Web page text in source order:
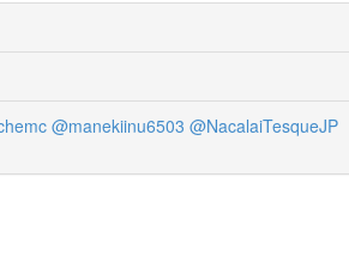
@manekiinu6503 @NacalaiTesqueJP